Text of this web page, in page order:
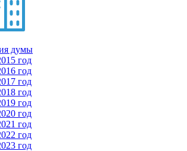
думы
год
год
год
год
год
год
год
год
год